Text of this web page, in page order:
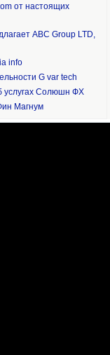
от настоящих
ABC Group LTD,
info
G var tech
услугах Солюшн ФХ
Магнум